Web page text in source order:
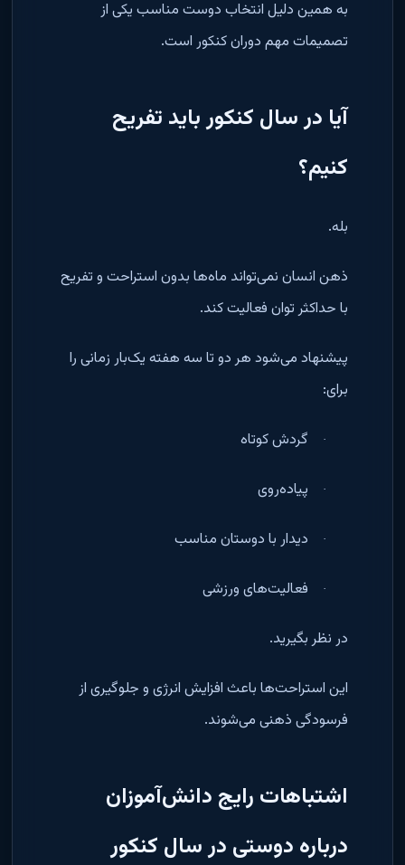
به همین دلیل انتخاب دوست مناسب یکی از
تصمیمات مهم دوران کنکور است.
آیا در سال کنکور باید تفریح
کنیم؟
بله.
ذهن انسان نمی‌تواند ماه‌ها بدون استراحت و تفریح
با حداکثر توان فعالیت کند.
پیشنهاد می‌شود هر دو تا سه هفته یک‌بار زمانی را
برای:
· گردش کوتاه
· پیاده‌روی
· دیدار با دوستان مناسب
· فعالیت‌های ورزشی
در نظر بگیرید.
این استراحت‌ها باعث افزایش انرژی و جلوگیری از
فرسودگی ذهنی می‌شوند.
اشتباهات رایج دانش‌آموزان
درباره دوستی در سال کنکور